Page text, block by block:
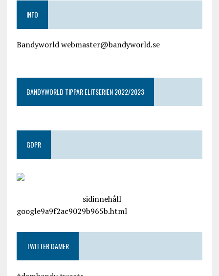
INFO
Bandyworld webmaster@bandyworld.se
BANDYWORLD TIPPAR ELITSERIEN 2022/2023
GDPR
sidinnehåll
google9a9f2ac9029b965b.html
TWITTER DAMER